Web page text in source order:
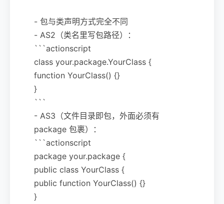
- 包与类声明方式完全不同
- AS2（类名里写包路径）：
```actionscript
class your.package.YourClass {
function YourClass() {}
}
```
- AS3（文件目录即包，外面必须有
package 包裹）：
```actionscript
package your.package {
public class YourClass {
public function YourClass() {}
}